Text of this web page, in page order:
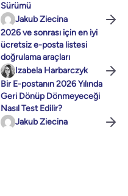
Sürümü
Jakub Ziecina
2026 ve sonrası için en iyi
ücretsiz e-posta listesi
doğrulama araçları
Izabela Harbarczyk
Bir E-postanın 2026 Yılında
Geri Dönüp Dönmeyeceği
Nasıl Test Edilir?
Jakub Ziecina